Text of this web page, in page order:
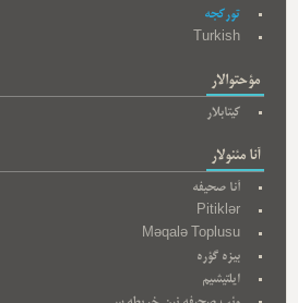
تورکجه
Turkish
مؤحتوالار
کیتابلار
آنا مئنولار
آنا صحیفه
Pitiklər
Məqalə Toplusu
بیزه گؤره
ایلتیشیم